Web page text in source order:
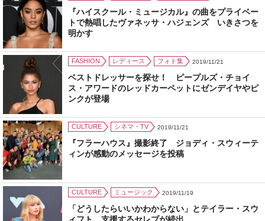
『ハイスクール・ミュージカル』の曲をプライベー
トで熱唱したヴァネッサ・ハジェンズ いきさつを
明かす
FASHION レディース フォト集 2019/11/21
ベストドレッサーを探せ！ ピープルズ・チョイ
ス・アワードのレッドカーペットにゼンデイヤやピ
ンクが登場
CULTURE シネマ・TV 2019/11/21
『フラーハウス』撮影終了 ジョディ・スウィーテ
ィンが感動のメッセージを投稿
CULTURE ミュージック 2019/11/19
「どうしたらいいかわからない」とテイラー・スウ